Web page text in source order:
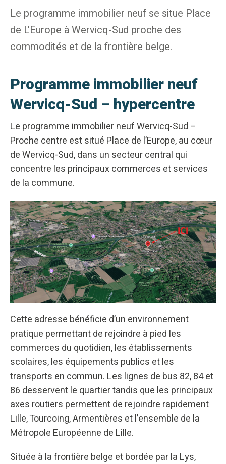
Le programme immobilier neuf se situe Place
de L'Europe à Wervicq-Sud proche des
commodités et de la frontière belge.
Programme immobilier neuf
Wervicq-Sud – hypercentre
Le programme immobilier neuf Wervicq-Sud –
Proche centre est situé Place de l’Europe, au cœur
de Wervicq-Sud, dans un secteur central qui
concentre les principaux commerces et services
de la commune.
Cette adresse bénéficie d’un environnement
pratique permettant de rejoindre à pied les
commerces du quotidien, les établissements
scolaires, les équipements publics et les
transports en commun. Les lignes de bus 82, 84 et
86 desservent le quartier tandis que les principaux
axes routiers permettent de rejoindre rapidement
Lille, Tourcoing, Armentières et l’ensemble de la
Métropole Européenne de Lille.
Située à la frontière belge et bordée par la Lys,